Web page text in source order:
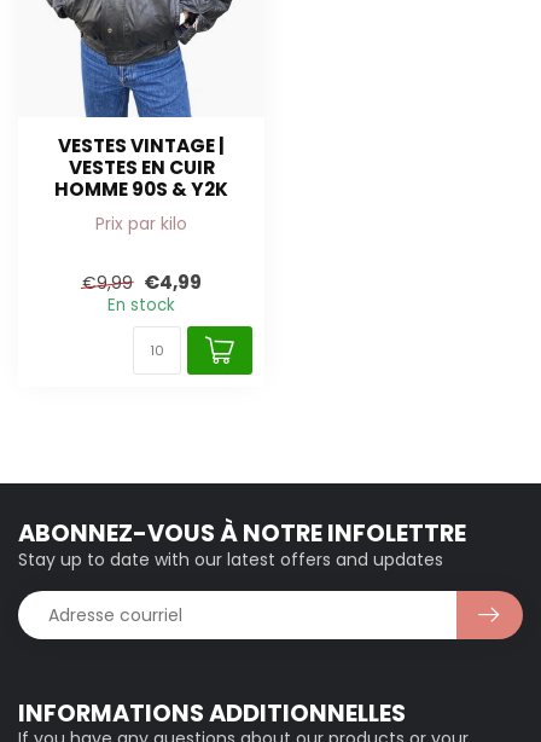
VESTES VINTAGE |
VESTES EN CUIR
HOMME 90S & Y2K
Prix par kilo
€9,99 €4,99
En stock
INFORMATIONS ADDITIONNELLES
ABONNEZ-VOUS À NOTRE INFOLETTRE
Stay up to date with our latest offers and updates